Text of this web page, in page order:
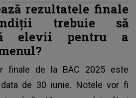
rezultatele finale
trebuie să
elevii pentru a
finale de la BAC 2025 este
de 30 iunie. Notele vor fi